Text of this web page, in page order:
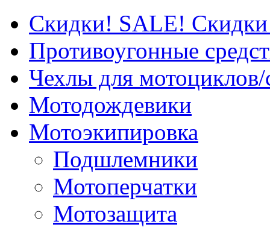
Скидки! SALE!
Противоугонные
Чехлы для мотоциклов/
Мотодождевики
Мотоэкипировка
Подшлемники
Мотоперчатки
Мотозащита